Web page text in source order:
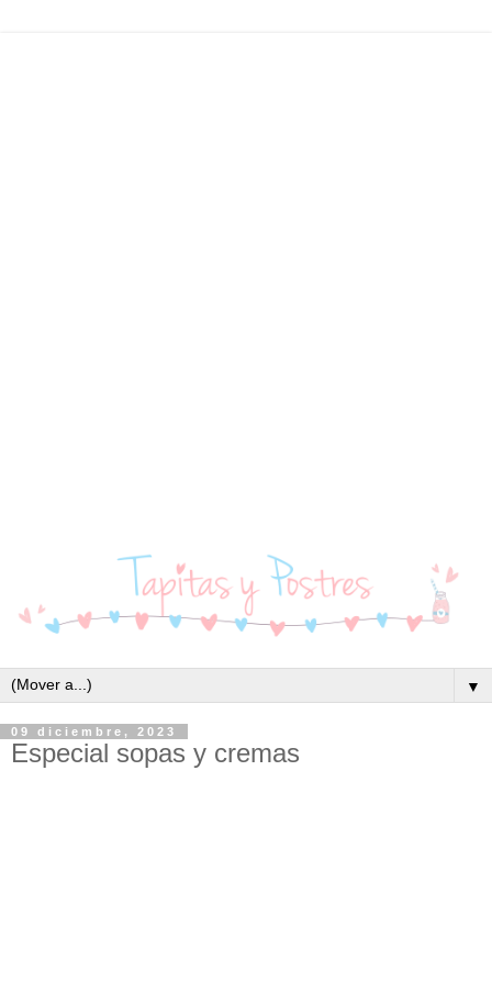
▼
09 diciembre, 2023
Especial sopas y cremas